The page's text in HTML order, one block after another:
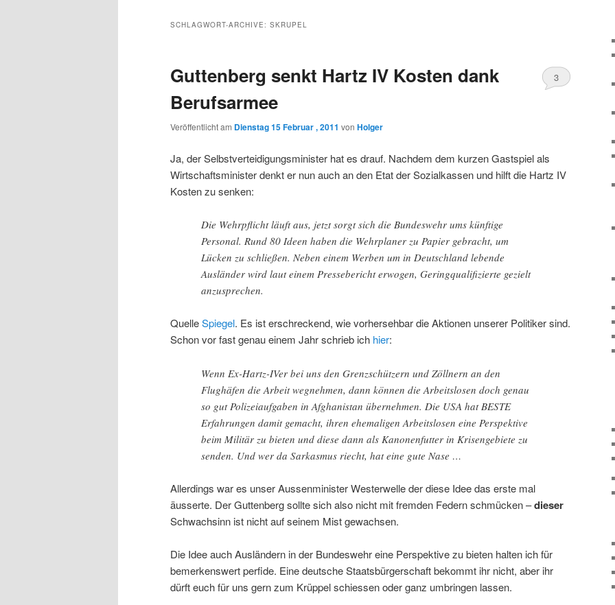
wechseln
SCHLAGWORT-ARCHIVE: SKRUPEL
Guttenberg senkt Hartz IV Kosten dank
Berufsarmee
Veröffentlicht am Dienstag 15 Februar , 2011 von Holger
3
Ja, der Selbstverteidigungsminister hat es drauf. Nachdem dem kurzen Gastspiel als
Wirtschaftsminister denkt er nun auch an den Etat der Sozialkassen und hilft die Hartz IV
Kosten zu senken:
Die Wehrpflicht läuft aus, jetzt sorgt sich die Bundeswehr ums künftige
Personal. Rund 80 Ideen haben die Wehrplaner zu Papier gebracht, um
Lücken zu schließen. Neben einem Werben um in Deutschland lebende
Ausländer wird laut einem Pressebericht erwogen, Geringqualifizierte gezielt
anzusprechen.
QuelleSpiegel. Es ist erschreckend, wie vorhersehbar die Aktionen unserer Politiker sind.
Schon vor fast genau einem Jahr schrieb ich hier:
Wenn Ex-Hartz-IVer bei uns den Grenzschützern und Zöllnern an den
Flughäfen die Arbeit wegnehmen, dann können die Arbeitslosen doch genau
so gut Polizeiaufgaben in Afghanistan übernehmen. Die USA hat BESTE
Erfahrungen damit gemacht, ihren ehemaligen Arbeitslosen eine Perspektive
beim Militär zu bieten und diese dann als Kanonenfutter in Krisengebiete zu
senden. Und wer da Sarkasmus riecht, hat eine gute Nase …
Allerdings war es unser Aussenminister Westerwelle der diese Idee das erste mal
äusserte. Der Guttenberg sollte sich also nicht mit fremden Federn schmücken –dieser
Schwachsinn ist nicht auf seinem Mist gewachsen.
Die Idee auch Ausländern in der Bundeswehr eine Perspektive zu bieten halten ich für
bemerkenswert perfide. Eine deutsche Staatsbürgerschaft bekommt ihr nicht, aber ihr
dürft euch für uns gern zum Krüppel schiessen oder ganz umbringen lassen.